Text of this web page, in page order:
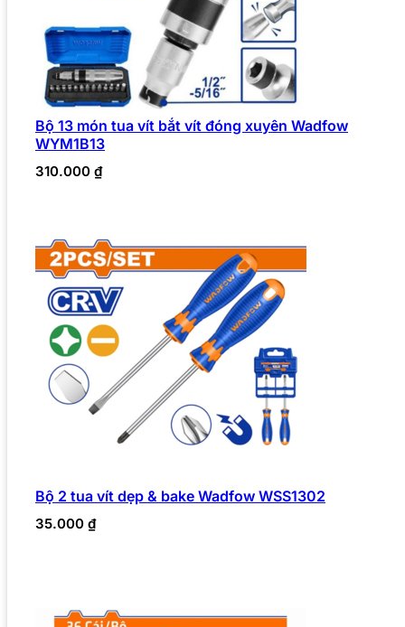
Bộ 13 món tua vít bắt vít đóng xuyên Wadfow
WYM1B13
310.000 ₫
Bộ 2 tua vít dẹp & bake Wadfow WSS1302
35.000 ₫